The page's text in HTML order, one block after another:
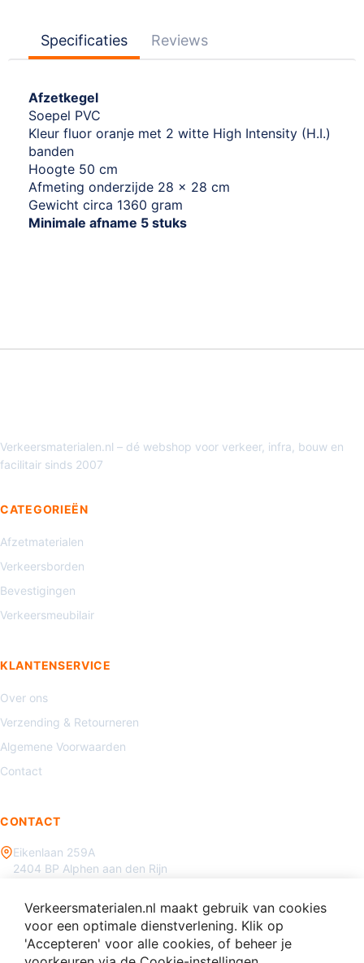
Specificaties Reviews
Afzetkegel
Soepel PVC
Kleur fluor oranje met 2 witte High Intensity (H.I.)
banden
Hoogte 50 cm
Afmeting onderzijde 28 x 28 cm
Gewicht circa 1360 gram
Minimale afname 5 stuks
Verkeersmaterialen.nl – dé webshop voor verkeer, infra, bouw en
facilitair sinds 2007
CATEGORIEËN
Afzetmaterialen
Verkeersborden
Bevestigingen
Verkeersmeubilair
KLANTENSERVICE
Over ons
Verzending & Retourneren
Algemene Voorwaarden
Contact
CONTACT
Eikenlaan 259A
2404 BP Alphen aan den Rijn
info@verkeersmaterialen.nl
Verkeersmaterialen.nl maakt gebruik van cookies
voor een optimale dienstverlening. Klik op
'Accepteren' voor alle cookies, of beheer je